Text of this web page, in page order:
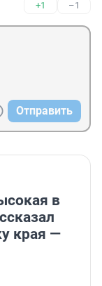
+1 –1
Отправить
в
края —